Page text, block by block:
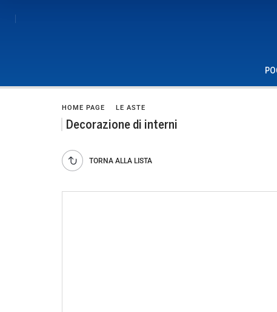
HOME PAGE LE ASTE
Decorazione di interni
TORNA ALLA LISTA